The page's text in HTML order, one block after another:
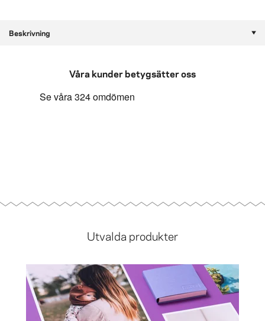
Beskrivning
Våra kunder betygsätter oss
Utvalda produkter